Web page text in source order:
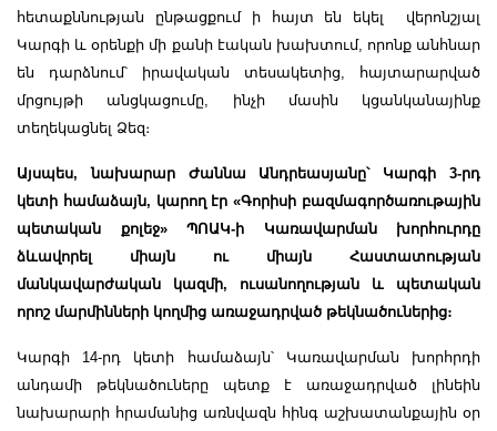
հետաքննության ընթացքում ի հայտ են եկել վերոնշյալ
Կարգի և օրենքի մի քանի էական խախտում, որոնք անհնար
են դարձնում՝ իրավական տեսակետից, հայտարարված
մրցույթի անցկացումը, ինչի մասին կցանկանայինք
տեղեկացնել Ձեզ։
Այսպես, նախարար Ժաննա Անդրեասյանը՝ Կարգի 3-րդ
կետի համաձայն, կարող էր «Գորիսի բազմագործառութային
պետական քոլեջ» ՊՈԱԿ-ի Կառավարման խորհուրդը
ձևավորել միայն ու միայն Հաստատության
մանկավարժական կազմի, ուսանողության և պետական
որոշ մարմինների կողմից առաջադրված թեկնածուներից։
Կարգի 14-րդ կետի համաձայն՝ Կառավարման խորհրդի
անդամի թեկնածուները պետք է առաջադրված լինեին
նախարարի հրամանից առնվազն հինգ աշխատանքային օր